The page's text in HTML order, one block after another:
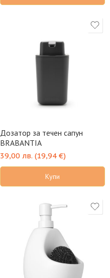
Дозатор за течен сапун
BRABANTIA
39,00 лв. (19,94 €)
Купи